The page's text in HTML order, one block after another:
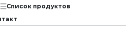
Список продуктов